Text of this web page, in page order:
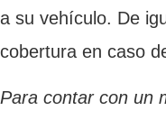
a su vehículo. De
cobertura en caso
Para contar con un